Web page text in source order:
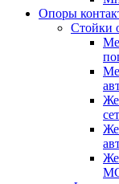
Опоры
Стойки